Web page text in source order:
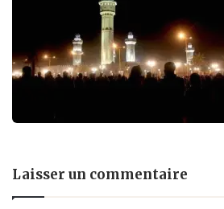
Laisser un commentaire